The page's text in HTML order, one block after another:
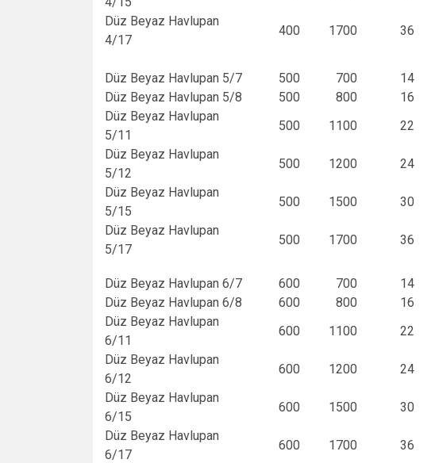
Düz Beyaz Havlupan
4/17
400 1700 36
Düz Beyaz Havlupan 5/7 500 700 14
Düz Beyaz Havlupan 5/8
500 800 16
Düz Beyaz Havlupan
5/11
500 1100 22
Düz Beyaz Havlupan
5/12
500 1200 24
Düz Beyaz Havlupan
5/15
500 1500 30
Düz Beyaz Havlupan
5/17
500 1700 36
Düz Beyaz Havlupan 6/7 600 700 14
Düz Beyaz Havlupan 6/8
600 800 16
Düz Beyaz Havlupan
6/11
600 1100 22
Düz Beyaz Havlupan
6/12
600 1200 24
Düz Beyaz Havlupan
6/15
600 1500 30
Düz Beyaz Havlupan
6/17
600 1700 36